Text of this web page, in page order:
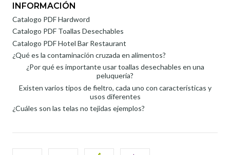
INFORMACIÓN
Catalogo PDF Hardword
Catalogo PDF Toallas Desechables
Catalogo PDF Hotel Bar Restaurant
¿Qué es la contaminación cruzada en alimentos?
¿Por qué es importante usar toallas desechables en una
peluquería?
Existen varios tipos de fieltro, cada uno con características y
usos diferentes
¿Cuáles son las telas no tejidas ejemplos?